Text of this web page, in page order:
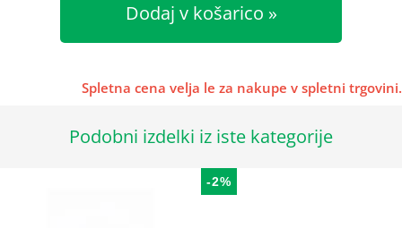
Dodaj v košarico
Spletna cena velja le za nakupe v spletni trgovini.
Podobni izdelki iz iste kategorije
-2%